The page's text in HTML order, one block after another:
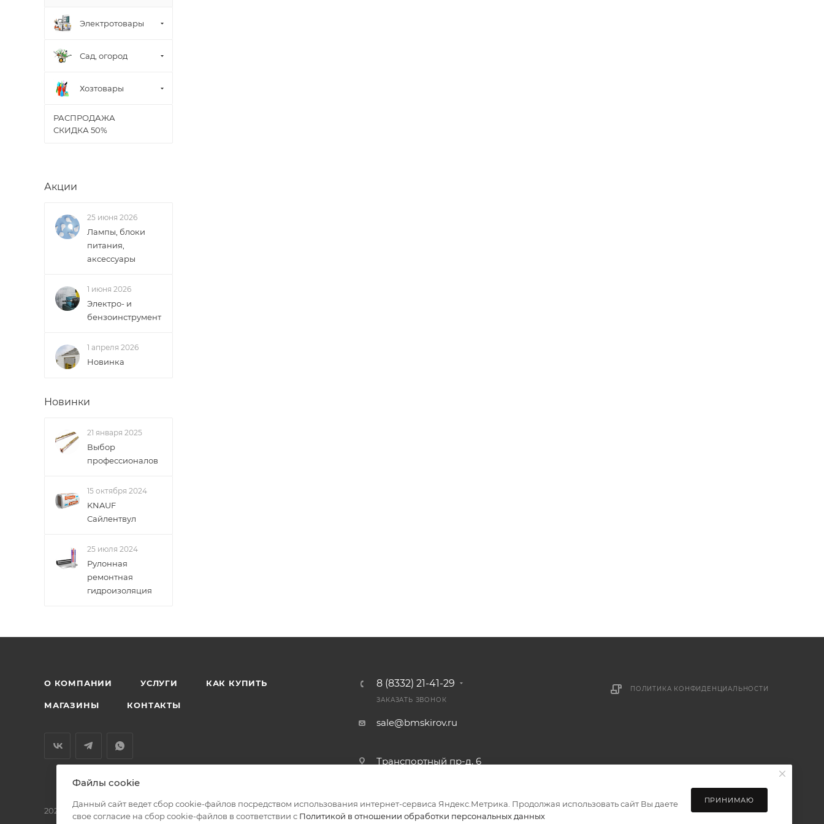
Электротовары
Сад, огород
Хозтовары
РАСПРОДАЖА
СКИДКА 50%
Акции
25 июня 2026
Лампы, блоки
питания,
аксессуары
1 июня 2026
Электро- и
бензоинструмент
1 апреля 2026
Новинка
Новинки
21 января 2025
Выбор
профессионалов
15 октября 2024
KNAUF
Сайлентвул
25 июля 2024
Рулонная
ремонтная
гидроизоляция
О КОМПАНИИ УСЛУГИ КАК КУПИТЬ
МАГАЗИНЫ КОНТАКТЫ
8 (8332) 21-41-29
ЗАКАЗАТЬ ЗВОНОК
sale@bmskirov.ru
Транспортный пр-д, 6
ПОЛИТИКА КОНФИДЕНЦИАЛЬНОСТИ
2026 © БМС - Магазин строительных и отделочных материалов
Файлы cookie
Данный сайт ведет сбор cookie-файлов посредством использования интернет-сервиса Яндекс.Метрика. Продолжая использовать сайт Вы даете
свое согласие на сбор cookie-файлов в соответствии с Политикой в отношении обработки персональных данных
ПРИНИМАЮ